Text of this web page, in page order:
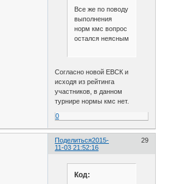
Все же по поводу
выполнения
норм кмс вопрос
остался неясным
Согласно новой ЕВСК и
исходя из рейтинга
участников, в данном
турнире нормы кмс нет.
0
Поделиться 29
2015-
11-03 21:52:16
Код: